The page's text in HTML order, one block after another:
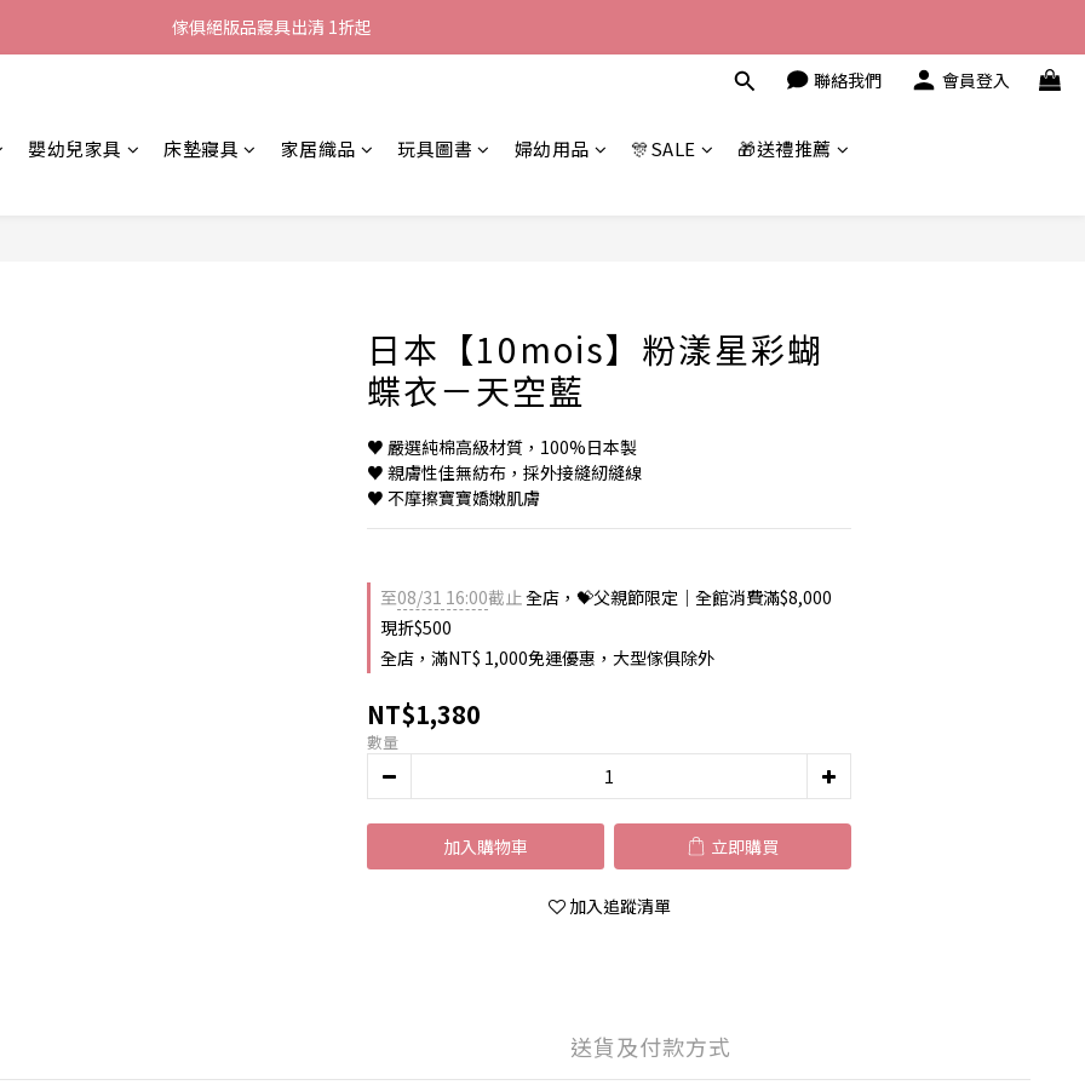
加入LINE好友就送您200元折價卷
傢俱絕版品寢具出清 1折起
加入LINE好友就送您200元折價卷
聯絡我們 會員登入
嬰幼兒家具 床墊寢具 家居織品 玩具圖書 婦幼用品 🎊SALE 🎁送禮推薦
日本【10mois】粉漾星彩蝴
蝶衣－天空藍
♥ 嚴選純棉高級材質，100%日本製
♥ 親膚性佳無紡布，採外接縫紉縫線
♥ 不摩擦寶寶嬌嫩肌膚
至08/31 16:00截止全店，💝父親節限定｜全館消費滿$8,000
現折$500
全店，滿NT$ 1,000免運優惠，大型傢俱除外
NT$1,380
數量
加入購物車 立即購買
加入追蹤清單
送貨及付款方式